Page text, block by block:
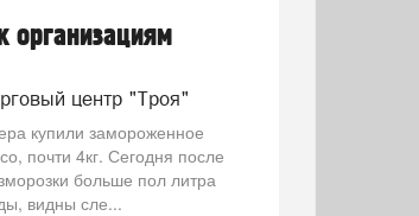
организациям
центр "Троя"
купили замороженное
почти 4кг. Сегодня после
больше пол литра
видны сле...